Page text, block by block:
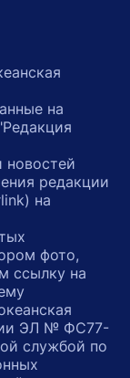
на
новостей
редакции
на
фото,
ссылку на
ЭЛ № ФС77-
службой по